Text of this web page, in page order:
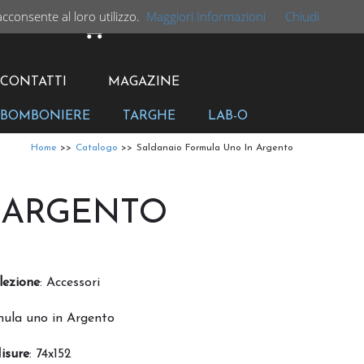
CONTATTI MAGAZINE
CARRELLO
BOMBONIERE TARGHE LAB-O
Saldanaio Formula Uno In Argento
Catalogo >>
Home >>
: Accessori
uno in Argento
: 74x152
al loro utilizzo. Maggiori Informazioni Chiudi